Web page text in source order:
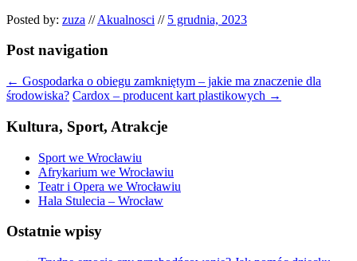
Posted by: zuza // Akualnosci // 5 grudnia, 2023
Post navigation
← Gospodarka o obiegu zamkniętym – jakie ma znaczenie dla
środowiska? Cardox – producent kart plastikowych →
Kultura, Sport, Atrakcje
Sport we Wrocławiu
Afrykarium we Wrocławiu
Teatr i Opera we Wrocławiu
Hala Stulecia – Wrocław
Ostatnie wpisy